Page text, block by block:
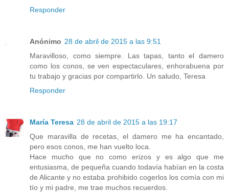
Responder
Anónimo 28 de abril de 2015 a las 9:51
Maravilloso, como siempre. Las tapas, tanto el damero
como los conos, se ven espectaculares, enhorabuena por
tu trabajo y gracias por compartirlo. Un saludo, Teresa
Responder
María Teresa 28 de abril de 2015 a las 19:17
Que maravilla de recetas, el damero me ha encantado,
pero esos conos, me han vuelto loca.
Hace mucho que no como erizos y es algo que me
entusiasma, de pequeña cuando todavía habían en la costa
de Alicante y no estaba prohibido cogerlos los comía con mi
tío y mi padre, me trae muchos recuerdos.